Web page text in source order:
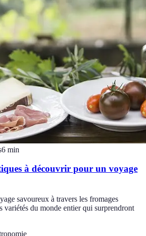
6 min
à découvrir pour un voyage
savoureux à travers les fromages
variétés du monde entier qui surprendront